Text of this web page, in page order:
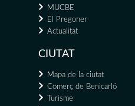
MUCBE
El Pregoner
Actualitat
CIUTAT
Mapa de la ciutat
Comerç de Benicarló
Turisme